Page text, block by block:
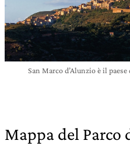
San Marco d’Alunzio è il
Mappa del Parco